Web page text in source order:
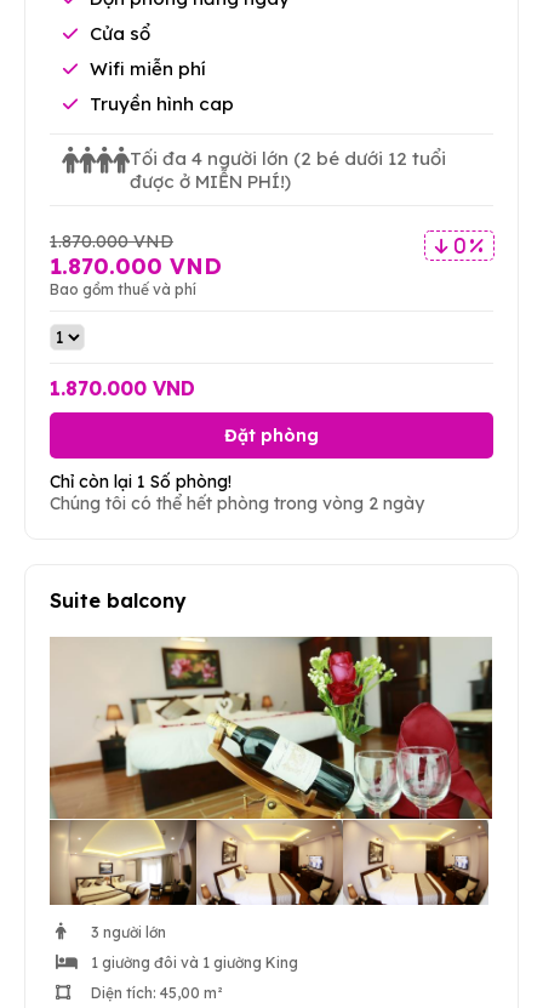
Cửa sổ
Wifi miễn phí
Truyền hình cap
Tối đa 4 người lớn (2 bé dưới 12 tuổi
được ở MIỄN PHÍ!)
0 %
1.870.000 VND
1.870.000 VND
Bao gồm thuế và phí
1.870.000 VND
Đặt phòng
Chỉ còn lại 1 Số phòng!
Chúng tôi có thể hết phòng trong vòng 2 ngày
Suite balcony
3 người lớn
1 giường đôi và 1 giường King
Diện tích: 45,00 m²